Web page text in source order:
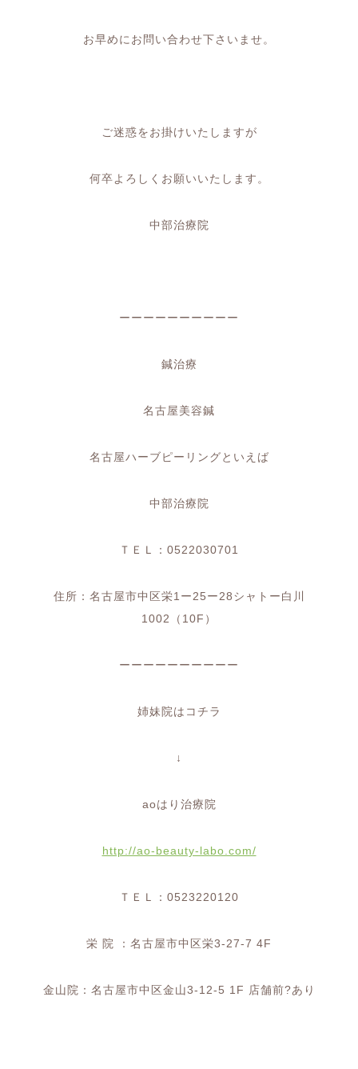
お早めにお問い合わせ下さいませ。
ご迷惑をお掛けいたしますが
何卒よろしくお願いいたします。
中部治療院
ーーーーーーーーーー
鍼治療
名古屋美容鍼
名古屋ハーブピーリングといえば
中部治療院
ＴＥＬ： 0522030701
住所：名古屋市中区栄1 ー25ー28シャトー白川
1002
（ 10F ）
ーーーーーーーーーー
姉妹院はコチラ
↓
aoはり治療院
http://ao-beauty-labo.com/
ＴＥＬ： 0523220120
栄 院 ：名古屋市中区栄3-27-7 4F
金山院：名古屋市中区金山3-12-5 1F 店舗前?︎あり